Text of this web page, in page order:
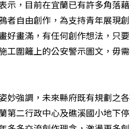
示，目前在宜蘭已有許多角落
者自由創作，為支持青年展現
好畫滿，有任何創作想法，只
工圍籬上的公安警示圖文，毋
妙強調，未來縣府既有規劃之
第二行政中心及礁溪國小地下